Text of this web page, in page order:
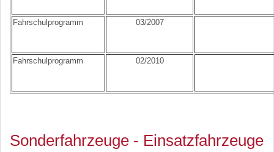
Fahrschulprogramm 03/2007
Fahrschulprogramm 02/2010
Sonderfahrzeuge - Einsatzfahrzeuge